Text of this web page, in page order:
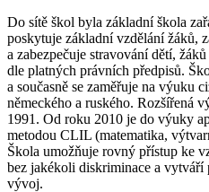
Do sítě škol byla základní škola
poskytuje základní vzdělání žáků,
a zabezpečuje stravování dětí,
dle platných právních předpisů.
a současně se zaměřuje na výuku
německého a ruského. Rozšířená
1991. Od roku 2010 je do výuky
metodou CLIL (matematika,
Škola umožňuje rovný přístup ke
bez jakékoli diskriminace a
vývoj.